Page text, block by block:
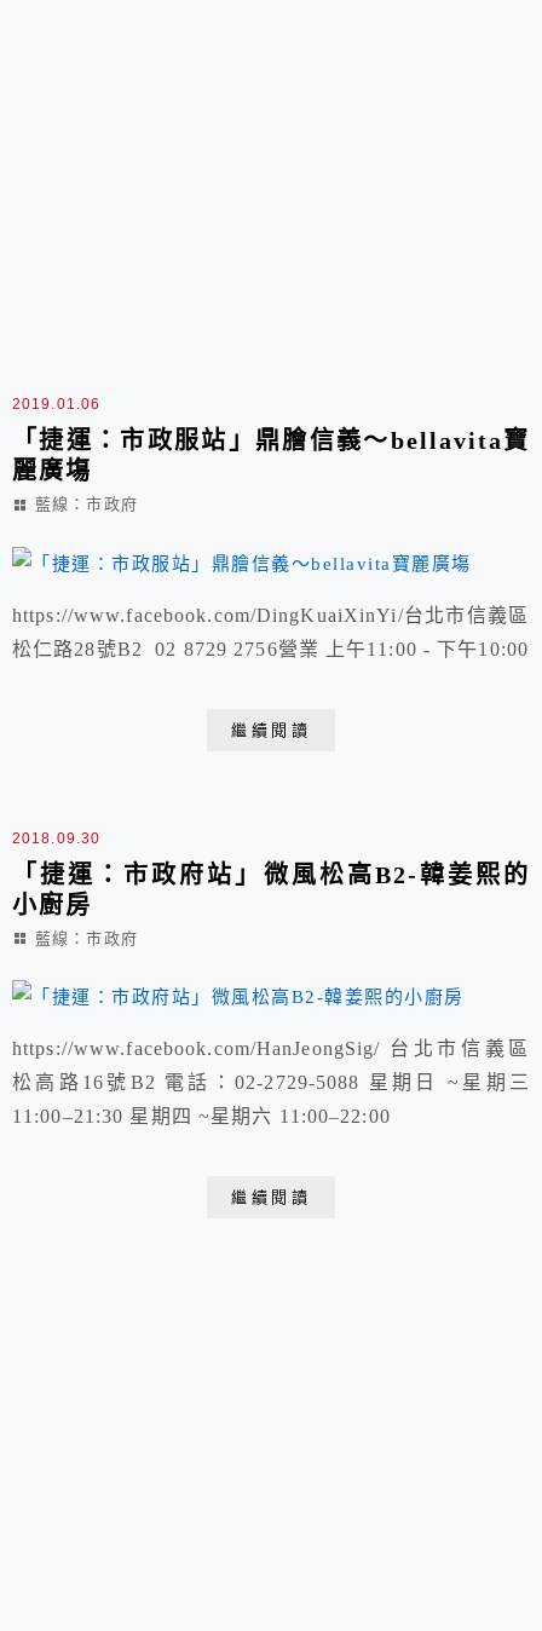
2019.01.06
「捷運：市政服站」鼎膾信義～bellavita寶
麗廣塲
藍線：市政府
https://www.facebook.com/DingKuaiXinYi/台北市信義區
松仁路28號B2 02 8729 2756營業 上午11:00 - 下午10:00
繼續閱讀
2018.09.30
「捷運：市政府站」微風松高B2-韓姜熙的
小廚房
藍線：市政府
https://www.facebook.com/HanJeongSig/ 台北市信義區
松高路16號B2 電話：02-2729-5088 星期日 ~星期三
11:00–21:30 星期四 ~星期六 11:00–22:00
繼續閱讀